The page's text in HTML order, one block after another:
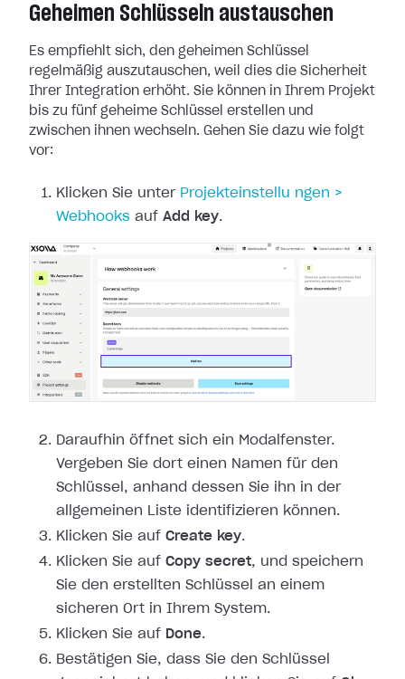
Geheimen Schlüsseln austauschen
Es empfiehlt sich, den geheimen Schlüssel
regelmäßig auszutauschen, weil dies die Sicherheit
Ihrer Integration erhöht. Sie können in Ihrem Projekt
bis zu fünf geheime Schlüssel erstellen und
zwischen ihnen wechseln. Gehen Sie dazu wie folgt
vor:
Klicken Sie unter Projekteinstellu ngen >
Webhooks auf Add key.
Daraufhin öffnet sich ein Modalfenster.
Vergeben Sie dort einen Namen für den
Schlüssel, anhand dessen Sie ihn in der
allgemeinen Liste identifizieren können.
Klicken Sie auf Create key.
Klicken Sie auf Copy secret, und speichern
Sie den erstellten Schlüssel an einem
sicheren Ort in Ihrem System.
Klicken Sie auf Done.
Bestätigen Sie, dass Sie den Schlüssel